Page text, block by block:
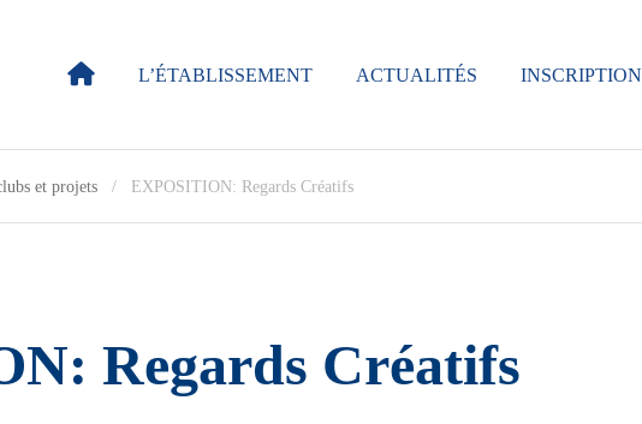
L’ÉTABLISSEMENT ACTUALITÉS INSCRIPTION
et projets EXPOSITION: Regards Créatifs
Regards Créatifs